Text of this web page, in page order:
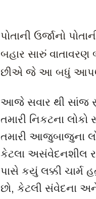
પોતાની ઉર્જાનો
બહાર સારું
છીએ જે આ બધું
આજે સવાર થી સાંજ
તમારી નિકટના
તમારી આજુબાજુના
કેટલા અસંવેદનશીલ
પાસે કયું લક્કી
છો, કેટલી સંવેદના